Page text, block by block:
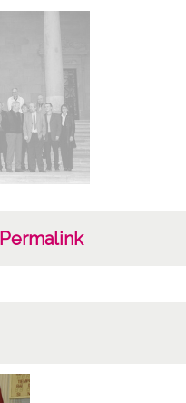
Permalink